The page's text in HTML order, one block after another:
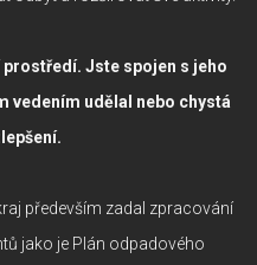
Jste spojen s jeho
vedením udělal nebo chystá
především zadal zpracování
jako je Plán odpadového